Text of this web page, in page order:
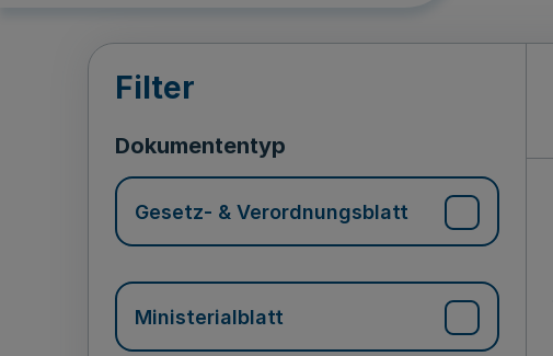
Verkündungsbereich
Filter
Dokumententyp
Gesetz- & Verordnungsblatt
Ministerialblatt